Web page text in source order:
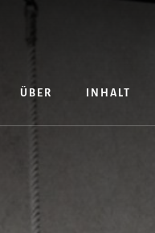
ÜBER INHALT